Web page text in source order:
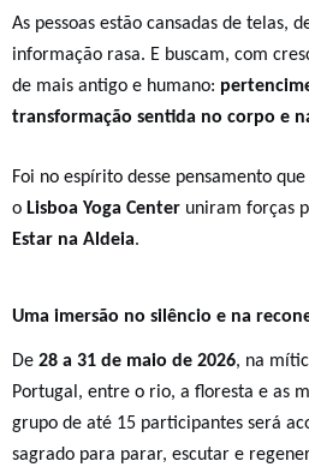
As pessoas estão cansadas de telas,
informação rasa. E buscam, com
de mais antigo e humano:
transformação sentida no corpo e
Foi no espírito desse pensamento que
o Lisboa Yoga Center uniram forças
Estar na Aldeia.
Uma imersão no silêncio e na
De 28 a 31 de maio de 2026, na
Portugal, entre o rio, a floresta e as
grupo de até 15 participantes será
sagrado para parar, escutar e